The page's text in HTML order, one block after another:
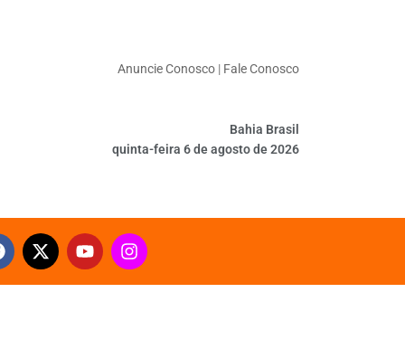
Anuncie Conosco | Fale Conosco
Bahia Brasil
quinta-feira 6 de agosto de 2026